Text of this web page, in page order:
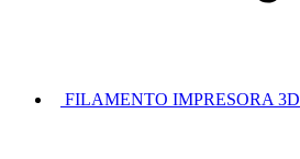
FILAMENTO IMPRESORA 3D